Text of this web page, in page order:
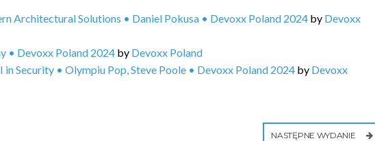
Architectural Solutions • Daniel Pokusa • Devoxx Poland 2024 by Devoxx
• Devoxx Poland 2024 by Devoxx Poland
Security • Olympiu Pop, Steve Poole • Devoxx Poland 2024 by Devoxx
NASTĘPNE WYDANIE